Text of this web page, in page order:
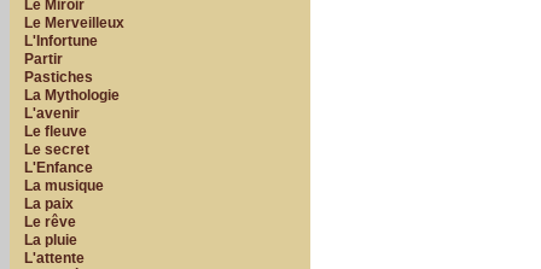
Le Miroir
Le Merveilleux
L'Infortune
Partir
Pastiches
La Mythologie
L'avenir
Le fleuve
Le secret
L'Enfance
La musique
La paix
Le rêve
La pluie
L'attente